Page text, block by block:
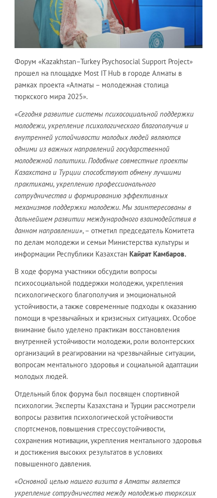
Форум «Kazakhstan–Turkey Psychosocial Support Project»
прошел на площадке Most IT Hub в городе Алматы в
рамках проекта «Алматы – молодежная столица
тюркского мира 2025».
«Сегодня развитие системы психосоциальной поддержки
молодежи, укрепление психологического благополучия и
внутренней устойчивости молодых людей являются
одними из важных направлений государственной
молодежной политики. Подобные совместные проекты
Казахстана и Турции способствуют обмену лучшими
практиками, укреплению профессионального
сотрудничества и формированию эффективных
механизмов поддержки молодежи. Мы заинтересованы в
дальнейшем развитии международного взаимодействия в
данном направлении», – отметил председатель Комитета
по делам молодежи и семьи Министерства культуры и
информации Республики Казахстан Кайрат Камбаров.
В ходе форума участники обсудили вопросы
психосоциальной поддержки молодежи, укрепления
психологического благополучия и эмоциональной
устойчивости, а также современные подходы к оказанию
помощи в чрезвычайных и кризисных ситуациях. Особое
внимание было уделено практикам восстановления
внутренней устойчивости молодежи, роли волонтерских
организаций в реагировании на чрезвычайные ситуации,
вопросам ментального здоровья и социальной адаптации
молодых людей.
Отдельный блок форума был посвящен спортивной
психологии. Эксперты Казахстана и Турции рассмотрели
вопросы развития психологической устойчивости
спортсменов, повышения стрессоустойчивости,
сохранения мотивации, укрепления ментального здоровья
и достижения высоких результатов в условиях
повышенного давления.
«Основной целью нашего визита в Алматы является
укрепление сотрудничества между молодежью тюркских